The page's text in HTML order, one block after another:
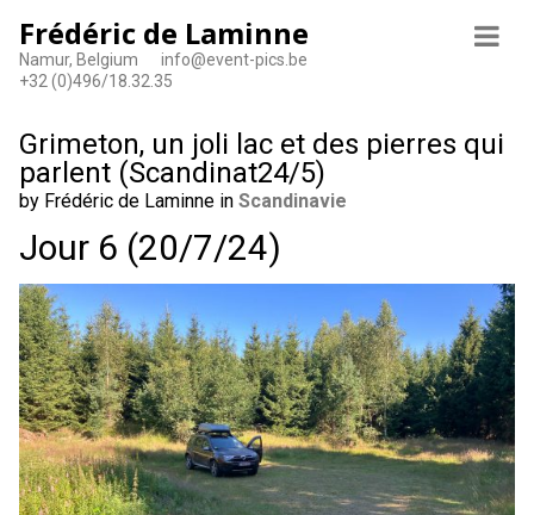
Frédéric de Laminne
Namur, Belgium
info@event-pics.be
+32 (0)496/18.32.35
Grimeton, un joli lac et des pierres qui
parlent (Scandinat24/5)
by Frédéric de Laminne in Scandinavie
Jour 6 (20/7/24)